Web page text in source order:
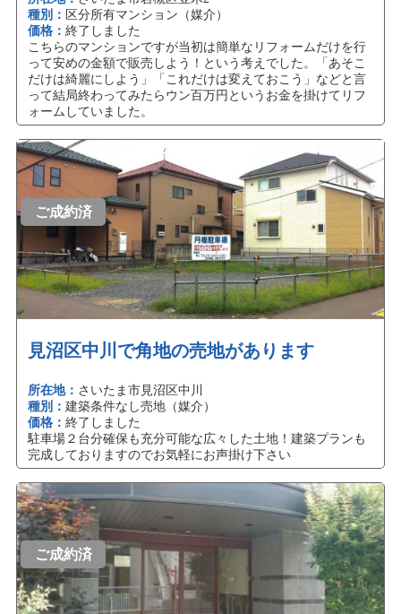
種別： 区分所有マンション（媒介）
価格： 終了しました
こちらのマンションですが当初は簡単なリフォームだけを行
って安めの金額で販売しよう！という考えでした。「あそこ
だけは綺麗にしよう」「これだけは変えておこう」などと言
って結局終わってみたらウン百万円というお金を掛けてリフ
ォームしていました。
ご成約済
見沼区中川で角地の売地があります
所在地： さいたま市見沼区中川
種別： 建築条件なし売地（媒介）
価格： 終了しました
駐車場２台分確保も充分可能な広々した土地！建築プランも
完成しておりますのでお気軽にお声掛け下さい
ご成約済